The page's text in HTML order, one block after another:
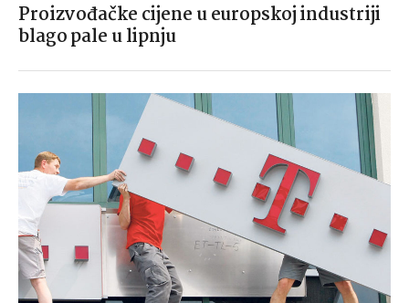
Proizvođačke cijene u europskoj industriji
blago pale u lipnju